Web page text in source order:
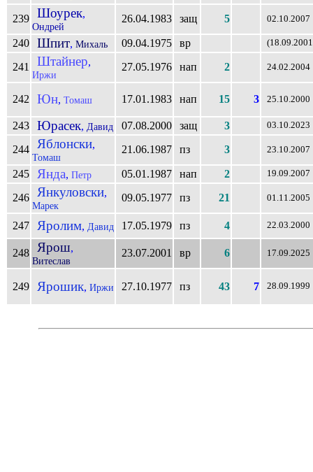
239 Шоурек,
Ондрей
26.04.1983 защ 5 02.10.2007
240 Шпит, Михаль 09.04.1975 вр
241 Штайнер,
Иржи
27.05.1976 нап 2 24.02.2004
242 Юн, Томаш 17.01.1983 нап 15 3 25.10.2000
243 Юрасек, Давид 07.08.2000 защ 3 03.10.2023
244 Яблонски,
Томаш
21.06.1987 пз 3 23.10.2007
245 Янда, Петр 05.01.1987 нап 2 19.09.2007
246 Янкуловски,
Марек
09.05.1977 пз 21 01.11.2005
247 Яролим, Давид 17.05.1979 пз 4 22.03.2000
248 Ярош,
Витеслав
23.07.2001 вр 6 17.09.2025
249 Ярошик, Иржи 27.10.1977 пз 43 7 28.09.1999